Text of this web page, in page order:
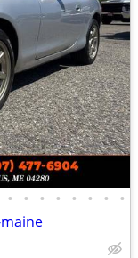
• • • • • • • •